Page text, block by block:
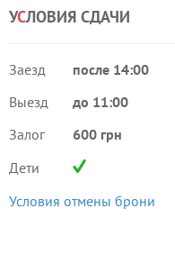
УСЛОВИЯ СДАЧИ
Заезд
после 14:00
Выезд
до 11:00
Залог
600 грн
Дети
Условия отмены брони